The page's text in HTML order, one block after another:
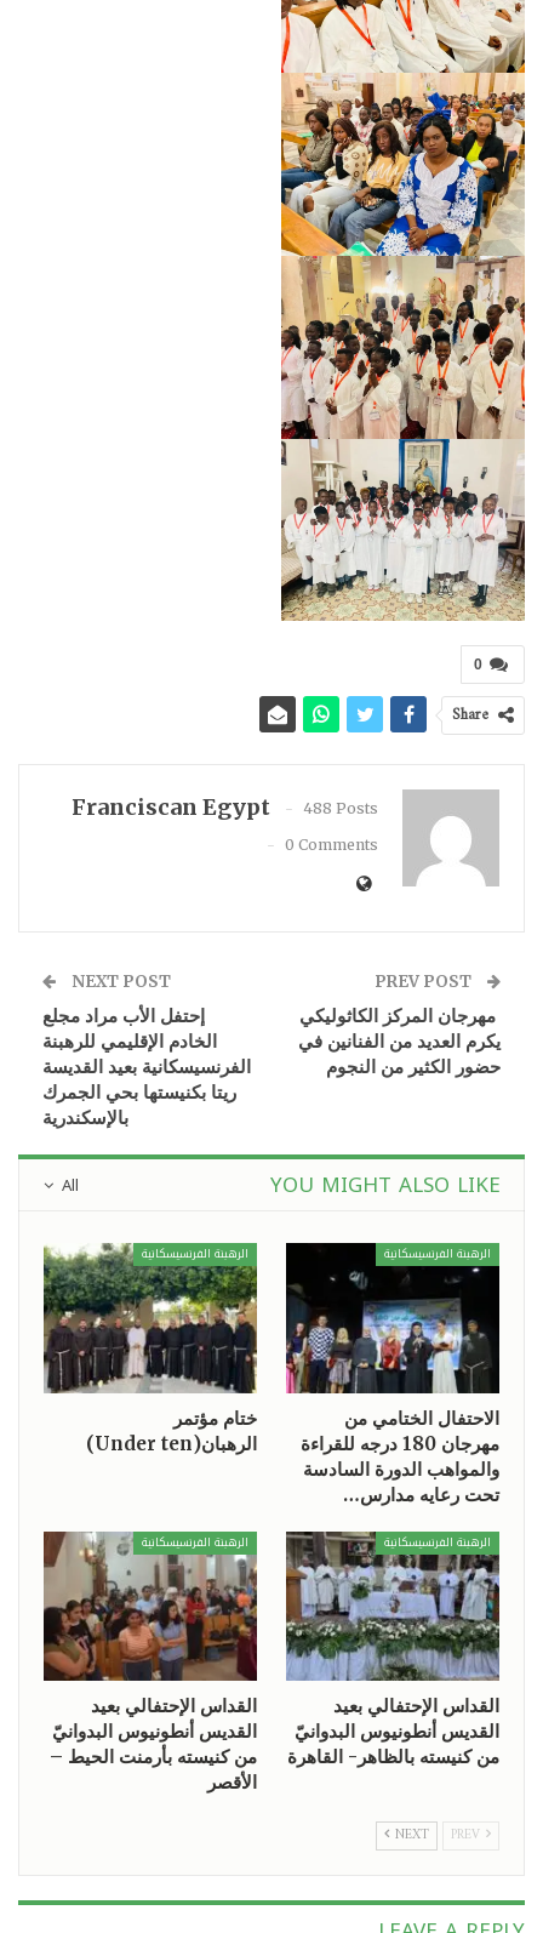
0
Share
Franciscan Egypt
488 Posts
0 Comments
مهرجان المركز الكاثوليكي
يكرم العديد من الفنانين في
حضور الكثير من النجوم
NEXT POST
إحتفل الأب مراد مجلع
الخادم الإقليمي للرهبنة
الفرنسيسكانية بعيد القديسة
ريتا بكنيستها بحي الجمرك
بالإسكندرية
All YOU MIGHT ALSO LIKE
الرهبنة الفرنسيسكانية
الاحتفال الختامي من
مهرجان 180 درجه للقراءة
والمواهب الدورة السادسة
تحت رعايه مدارس…
الرهبنة الفرنسيسكانية
ختام مؤتمر
الرهبان(Under ten)
الرهبنة الفرنسيسكانية
القداس الإحتفالي بعيد
القديس أنطونيوس البدوانيّ
من كنيسته بالظاهر- القاهرة
الرهبنة الفرنسيسكانية
القداس الإحتفالي بعيد
القديس أنطونيوس البدوانيّ
من كنيسته بأرمنت الحيط –
الأقصر
NEXT